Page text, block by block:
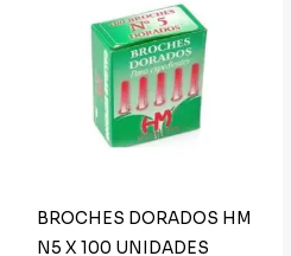
BROCHES DORADOS HM
N5 X 100 UNIDADES